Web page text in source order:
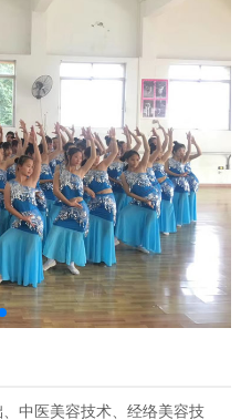
中医美容技术、经络美容技